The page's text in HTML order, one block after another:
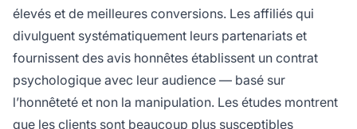
élevés et de meilleures conversions. Les affiliés qui
divulguent systématiquement leurs partenariats et
fournissent des avis honnêtes établissent un contrat
psychologique avec leur audience — basé sur
l’honnêteté et non la manipulation. Les études montrent
que les clients sont beaucoup plus susceptibles